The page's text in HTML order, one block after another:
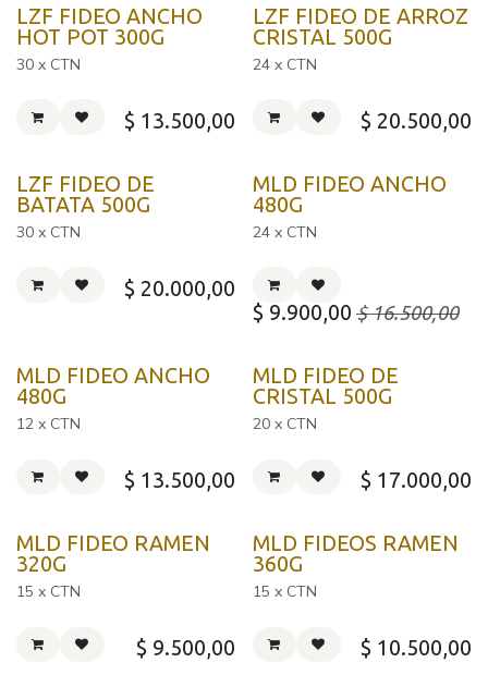
LZF FIDEO ANCHO
HOT POT 300G
30 x CTN
$ 13.500,00
LZF FIDEO DE ARROZ
CRISTAL 500G
24 x CTN
$ 20.500,00
LZF FIDEO DE
BATATA 500G
30 x CTN
$ 20.000,00
MLD FIDEO ANCHO
480G
24 x CTN
$ 9.900,00 $16.500,00
MLD FIDEO ANCHO
480G
12 x CTN
$ 13.500,00
MLD FIDEO DE
CRISTAL 500G
20 x CTN
$ 17.000,00
MLD FIDEO RAMEN
320G
15 x CTN
$ 9.500,00
MLD FIDEOS RAMEN
360G
15 x CTN
$ 10.500,00